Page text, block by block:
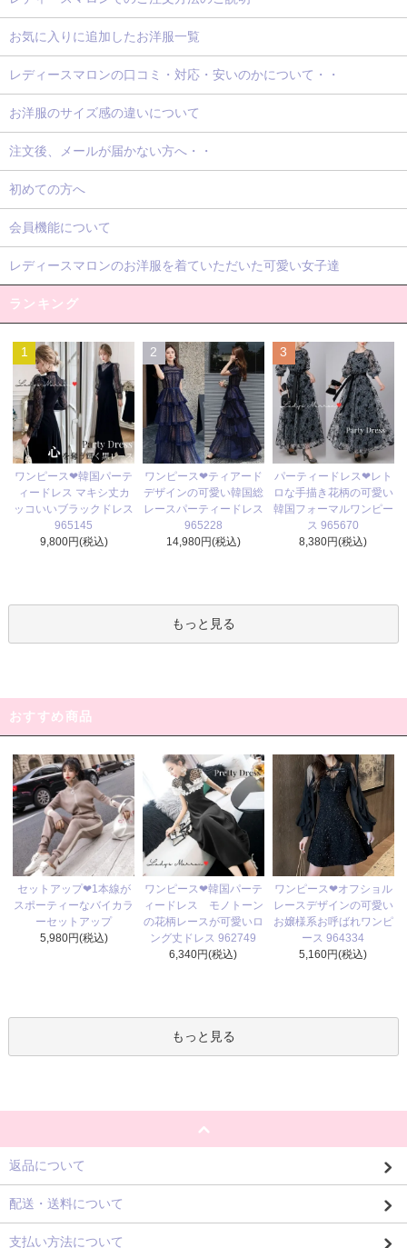
お気に入りに追加したお洋服一覧
レディースマロンの口コミ・対応・安いのかについて・・
お洋服のサイズ感の違いについて
注文後、メールが届かない方へ・・
初めての方へ
会員機能について
レディースマロンのお洋服を着ていただいた可愛い女子達
ランキング
1
ワンピース❤韓国パーテ
ィードレス マキシ丈カ
ッコいいブラックドレス
965145
9,800円(税込)
2
ワンピース❤ティアード
デザインの可愛い韓国総
レースパーティードレス
965228
14,980円(税込)
3
パーティードレス❤レト
ロな手描き花柄の可愛い
韓国フォーマルワンピー
ス 965670
8,380円(税込)
もっと見る
おすすめ商品
セットアップ❤1本線が
スポーティーなバイカラ
ーセットアップ
5,980円(税込)
ワンピース❤韓国パーテ
ィードレス モノトーン
の花柄レースが可愛いロ
ング丈ドレス 962749
6,340円(税込)
ワンピース❤オフショル
レースデザインの可愛い
お嬢様系お呼ばれワンピ
ース 964334
5,160円(税込)
もっと見る
返品について
配送・送料について
支払い方法について